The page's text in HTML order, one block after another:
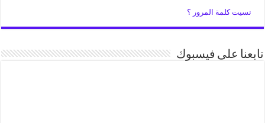
نسيت كلمة المرور ؟
تابعنا على فيسبوك